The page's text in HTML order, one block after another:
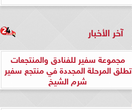
آخر الأخبار
مجموعة سفير للفنادق والمنتجعات
تطلق المرحلة المجددة في منتجع سفير
شرم الشيخ